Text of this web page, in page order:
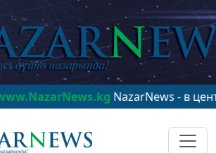
NazarNews - в центре